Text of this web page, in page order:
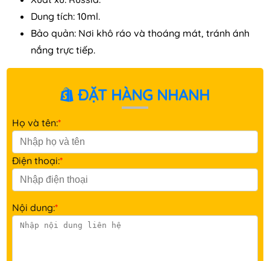
Dung tích: 10ml.
Bảo quản: Nơi khô ráo và thoáng mát, tránh ánh
nắng trực tiếp.
ĐẶT HÀNG NHANH
Họ và tên:*
Điện thoại:*
Nội dung:*